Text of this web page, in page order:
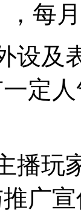
，每
设及
定
播玩
广